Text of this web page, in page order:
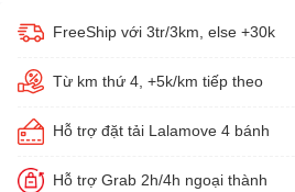
FreeShip với 3tr/3km, else +30k
Từ km thứ 4, +5k/km tiếp theo
Hỗ trợ đặt tải Lalamove 4 bánh
Hỗ trợ Grab 2h/4h ngoại thành